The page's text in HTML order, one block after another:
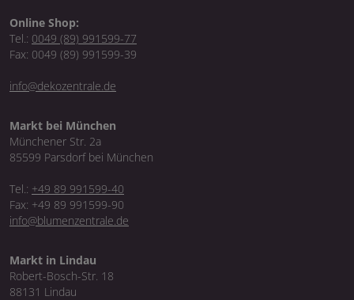
Online Shop:
Tel.: 0049 (89) 991599-77
Fax: 0049 (89) 991599-39
info@dekozentrale.de
Markt bei München
Münchener Str. 2a
85599 Parsdorf bei München
Tel.: +49 89 991599-40
Fax: +49 89 991599-90
info@blumenzentrale.de
Markt in Lindau
Robert-Bosch-Str. 18
88131 Lindau